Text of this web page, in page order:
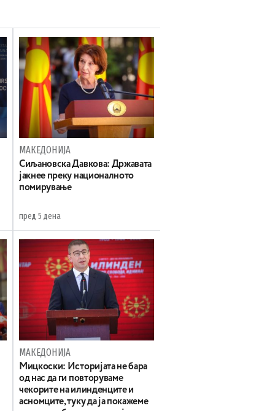
МАКЕДОНИЈА
Сиљановска Давкова: Државата
јакнее преку националното
помирување
пред 5 дена
МАКЕДОНИЈА
Мицкоски: Историјата не бара
од нас да ги повторуваме
чекорите на илинденците и
асномците, туку да ја покажеме